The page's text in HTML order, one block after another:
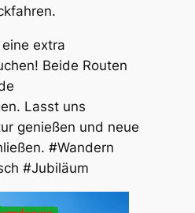
extra
Beide Routen
Lasst uns
genießen und neue
#Wandern
#Jubiläum